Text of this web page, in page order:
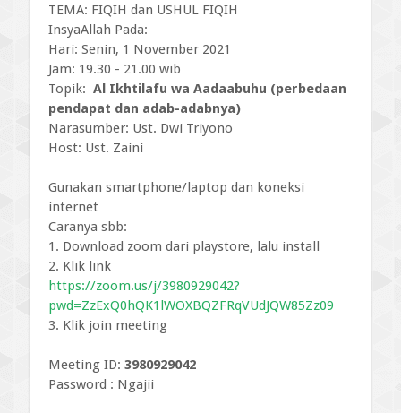
TEMA: FIQIH dan USHUL FIQIH
InsyaAllah Pada:
Hari: Senin, 1 November 2021
Jam: 19.30 - 21.00 wib
Topik: Al Ikhtilafu wa Aadaabuhu (perbedaan
pendapat dan adab-adabnya)
Narasumber: Ust. Dwi Triyono
Host: Ust. Zaini
Gunakan smartphone/laptop dan koneksi
internet
Caranya sbb:
1. Download zoom dari playstore, lalu install
2. Klik link
https://zoom.us/j/3980929042?
pwd=ZzExQ0hQK1lWOXBQZFRqVUdJQW85Zz09
3. Klik join meeting
Meeting ID: 3980929042
Password : Ngajii